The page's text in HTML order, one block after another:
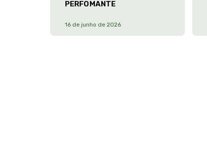
PERFOMANTE
16 de junho de 2026